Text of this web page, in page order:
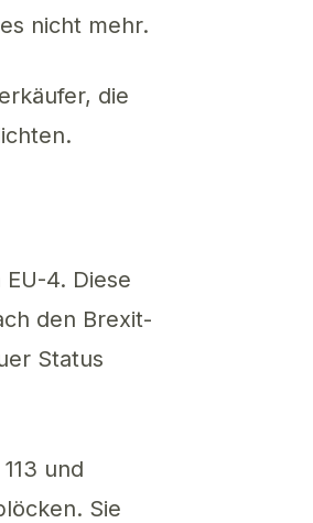
nicht mehr.
die
4. Diese
den Brexit-
Status
und
Sie